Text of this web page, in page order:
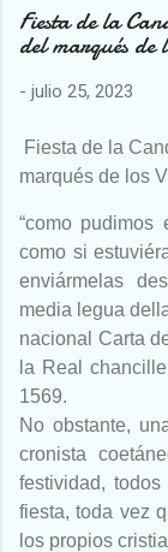
Fiesta de la
del marqués de
- julio 25, 2023
Fiesta de la C
marqués de los
“como pudimos
como si
enviármelas
media legua
nacional Carta
la Real
1569.
No obstante,
cronista
festividad,
fiesta, toda vez
los propios